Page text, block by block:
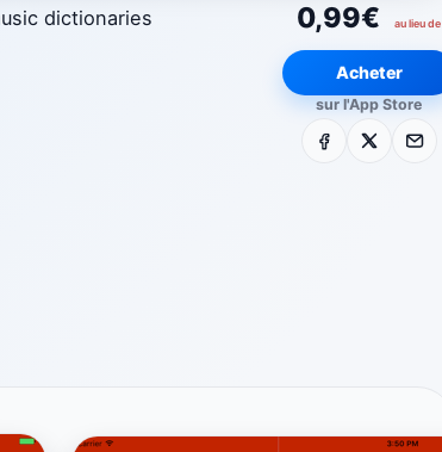
0,99€ au lieu de
Acheter
sur l'App Store
Facebook E-mail
dictionaries